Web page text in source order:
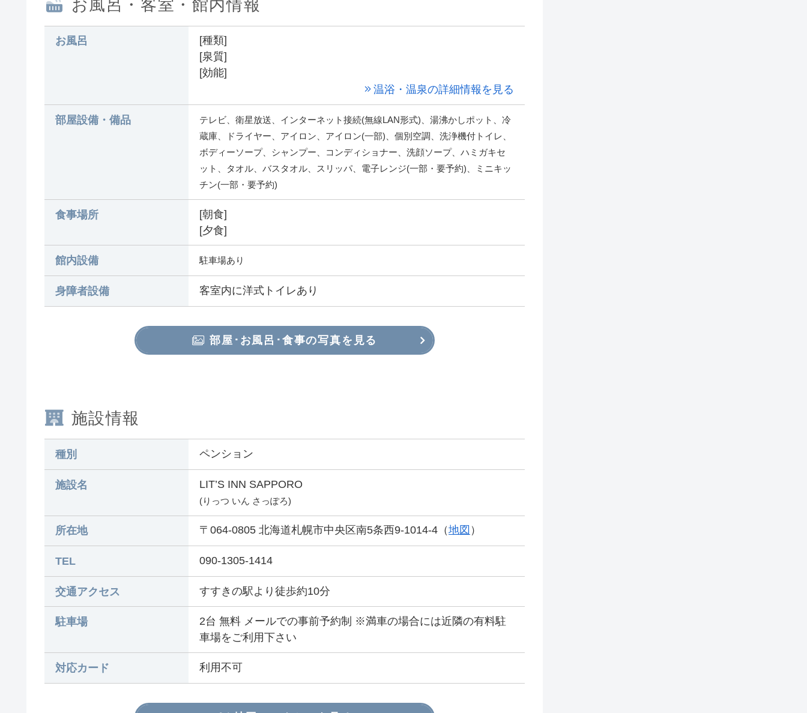
お風呂・客室・館内情報
お風呂
[種類]
[泉質]
[効能]
温浴・温泉の詳細情報を見る
部屋設備・備品
テレビ、衛星放送、インターネット接続(無線LAN形式)、湯沸かしポット、冷
蔵庫、ドライヤー、アイロン、アイロン(一部)、個別空調、洗浄機付トイレ、
ボディーソープ、シャンプー、コンディショナー、洗顔ソープ、ハミガキセ
ット、タオル、バスタオル、スリッパ、電子レンジ(一部・要予約)、ミニキッ
チン(一部・要予約)
食事場所
[朝食]
[夕食]
館内設備 駐車場あり
身障者設備 客室内に洋式トイレあり
部屋･お風呂･食事の写真を見る
施設情報
種別 ペンション
施設名 LIT’S INN SAPPORO
(りっつ いん さっぽろ)
所在地 〒064-0805 北海道札幌市中央区南5条西9-1014-4（地図 ）
TEL 090-1305-1414
交通アクセス すすきの駅より徒歩約10分
駐車場
2台 無料 メールでの事前予約制 ※満車の場合には近隣の有料駐
車場をご利用下さい
対応カード 利用不可